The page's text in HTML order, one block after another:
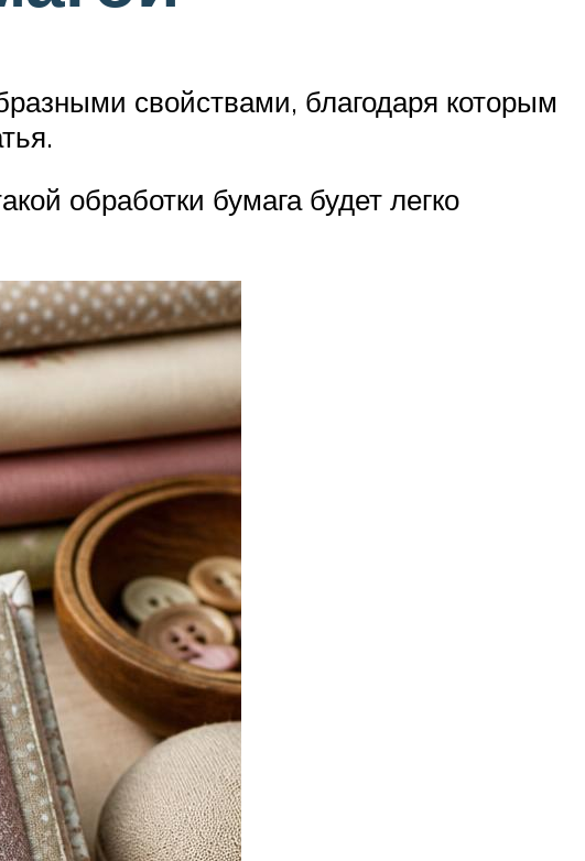
свойствами, благодаря которым
обработки бумага будет легко